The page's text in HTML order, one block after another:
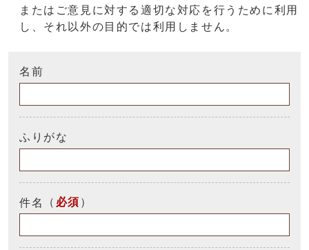
またはご意見に対する適切な対応を行うために利用
し、それ以外の目的では利用しません。
名前
ふりがな
件名 （ 必須 ）